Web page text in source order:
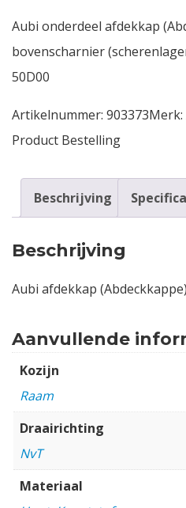
Contact
Login
Vacatures
Aubi onderdeel afdekkap
bovenscharnier
50D00
Artikelnummer: 903373Merk:
Product Bestelling
Beschrijving
Beschrijving
Aubi afdekkap
Aanvullende
Kozijn
Raam
Draairichting
NvT
Materiaal